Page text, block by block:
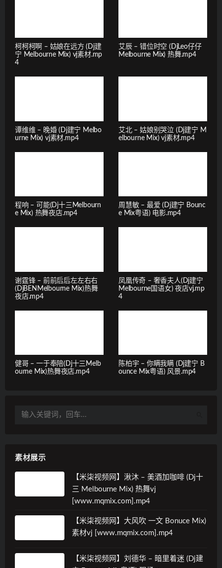
柯柯柯啊 – 姑娘在远方 (Dj建
宁 Melbourne Mix) vj素材.mp
4
艾辰 – 错位时空 (DjLeo仔仔
Melbourne Mix) 热舞.mp4
谭维维 – 晚婚 (Dj建宁 Melbo
urne Mix) vj素材.mp4
艾北 – 姑娘别哭泣 (Dj建宁 M
elbourne Mix) vj素材.mp4
程响 – 可能(Dj十三Melbourn
e Mix) 热舞夜店.mp4
周慧敏 – 最爱 (Dj建宁 Bounc
e Mix粤语) 电影.mp4
谢霆锋 – 前前后后左左右右
(DjBENMelbourne Mix)热舞
夜店.mp4
凤凰传奇 – 奢香夫人(Dj建宁
Melbourne国语女) 夜店vj.mp
4
健哥 – 一于奉陪(Dj十三Melb
ourne Mix)热舞夜店.mp4
陈柏宇 – 你瞒我瞒 (Dj建宁 B
ounce Mix粤语) 风景.mp4
素材展示
【米柒视频网】湫沐 – 美酒加咖啡 (Dj十
三 Melbourne Mix) 热舞vj
[www.mqmix.com].mp4
【米柒视频网】大风吹 一文 Bonuce Mix)
素材vj [www.mqmix.com].mp4
【米柒视频网】刘德华 – 暗里着迷 (Dj建